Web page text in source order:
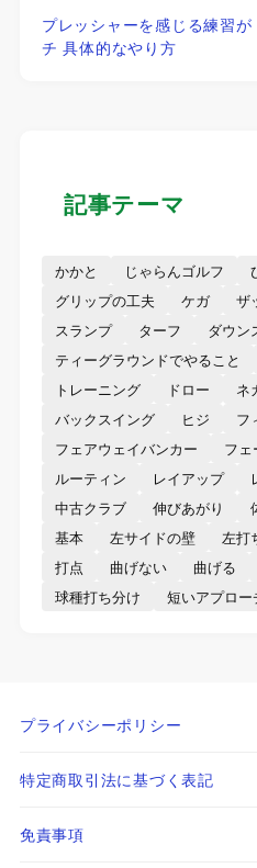
プレッシャーを感じる練習
チ 具体的なやり方
記事テーマ
かかと じゃらんゴルフ
グリップの工夫
ケガ ザ
スランプ
ターフ ダウン
ティーグラウンドでやること
トレーニング
ドロー
ネ
バックスイング
ヒジ
フ
フェアウェイバンカー
フェ
ルーティン
レイアップ
中古クラブ
伸びあがり
基本
左サイドの壁 左打
打点
曲げない 曲げる
球種打ち分け
短いアプロー
プライバシーポリシー
特定商取引法に基づく表記
免責事項